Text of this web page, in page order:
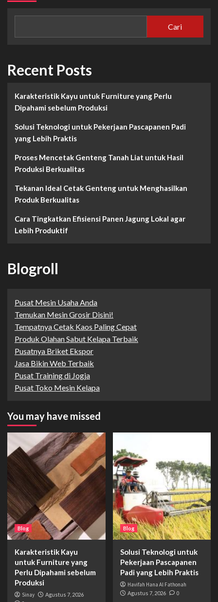
Cari
Recent Posts
Karakteristik Kayu untuk Furniture yang Perlu
Dipahami sebelum Produksi
Solusi Teknologi untuk Pekerjaan Pascapanen Padi
yang Lebih Praktis
Proses Mencetak Genteng Tanah Liat untuk Hasil
Produksi Berkualitas
Tekanan Ideal Cetak Genteng untuk Menghasilkan
Produk Berkualitas
Cara Tingkatkan Efisiensi Panen Jagung Lokal agar
Lebih Produktif
Blogroll
Pusat Mesin Usaha Anda
Temukan Mesin Grosir Disini!
Tempatnya Cetak Kaos Paling Cepat
Produk Olahan Sabut Kelapa Terbaik
Pusatnya Briket Ekspor
Jasa Bikin Web Terbaik
Pusat Training di Jogja
Pusat Toko Mesin Kelapa
You may have missed
Blog
Karakteristik Kayu
untuk Furniture yang
Perlu Dipahami sebelum
Produksi
Sinay Agustus 7, 2026
Blog
Solusi Teknologi untuk
Pekerjaan Pascapanen
Padi yang Lebih Praktis
Havifah Hana Al Fathonah
Agustus 7, 2026 0